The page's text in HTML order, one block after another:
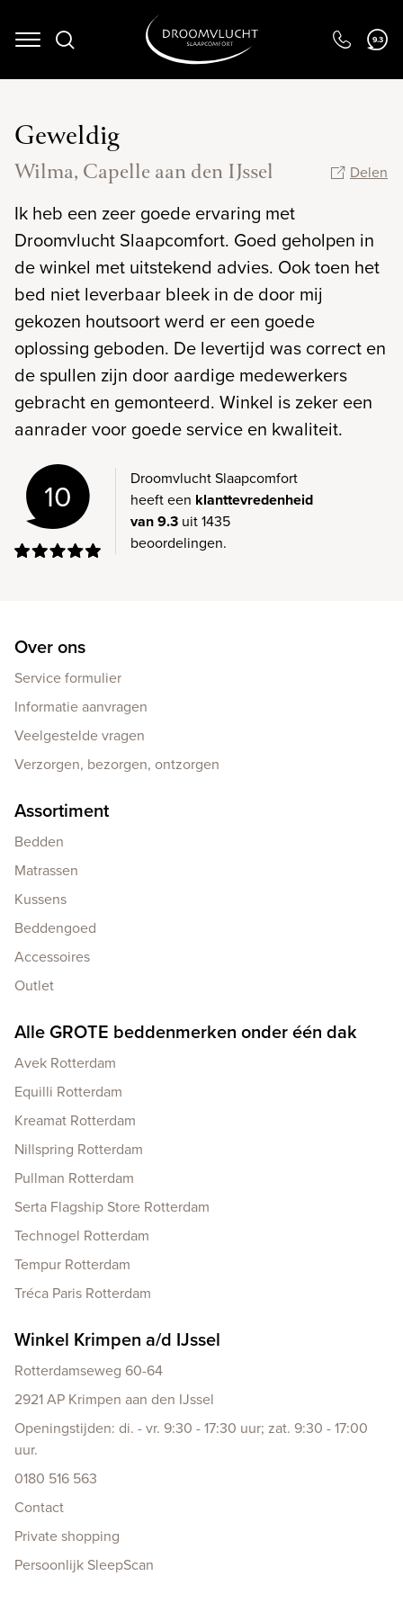
Navigation 9.3
Geweldig
Wilma, Capelle aan den IJssel Delen
Ik heb een zeer goede ervaring met
Droomvlucht Slaapcomfort. Goed geholpen in
de winkel met uitstekend advies. Ook toen het
bed niet leverbaar bleek in de door mij
gekozen houtsoort werd er een goede
oplossing geboden. De levertijd was correct en
de spullen zijn door aardige medewerkers
gebracht en gemonteerd. Winkel is zeker een
aanrader voor goede service en kwaliteit.
10
Droomvlucht Slaapcomfort
heeft een klanttevredenheid
van 9.3 uit 1435
beoordelingen.
Over ons
Service formulier
Informatie aanvragen
Veelgestelde vragen
Verzorgen, bezorgen, ontzorgen
Assortiment
Bedden
Matrassen
Kussens
Beddengoed
Accessoires
Outlet
Alle GROTE beddenmerken onder één dak
Avek Rotterdam
Equilli Rotterdam
Kreamat Rotterdam
Nillspring Rotterdam
Pullman Rotterdam
Serta Flagship Store Rotterdam
Technogel Rotterdam
Tempur Rotterdam
Tréca Paris Rotterdam
Winkel Krimpen a/d IJssel
Rotterdamseweg 60-64
2921 AP Krimpen aan den IJssel
Openingstijden: di. - vr. 9:30 - 17:30 uur; zat. 9:30 - 17:00
uur.
0180 516 563
Contact
Private shopping
Persoonlijk SleepScan